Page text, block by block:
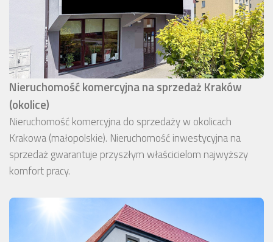
Nieruchomość komercyjna na sprzedaż Kraków
(okolice)
Nieruchomość komercyjna do sprzedaży w okolicach
Krakowa (małopolskie). Nieruchomość inwestycyjna na
sprzedaż gwarantuje przyszłym właścicielom najwyższy
komfort pracy.